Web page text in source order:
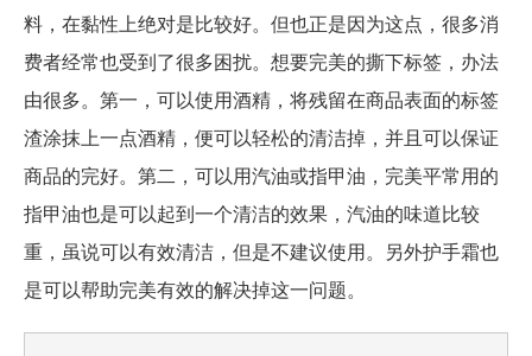
料，在黏性上绝对是比较好。但也正是因为这点，很多消
费者经常也受到了很多困扰。想要完美的撕下标签，办法
由很多。第一，可以使用酒精，将残留在商品表面的标签
渣涂抹上一点酒精，便可以轻松的清洁掉，并且可以保证
商品的完好。第二，可以用汽油或指甲油，完美平常用的
指甲油也是可以起到一个清洁的效果，汽油的味道比较
重，虽说可以有效清洁，但是不建议使用。另外护手霜也
是可以帮助完美有效的解决掉这一问题。